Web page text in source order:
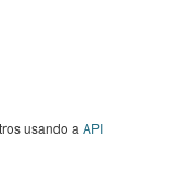
usando a API